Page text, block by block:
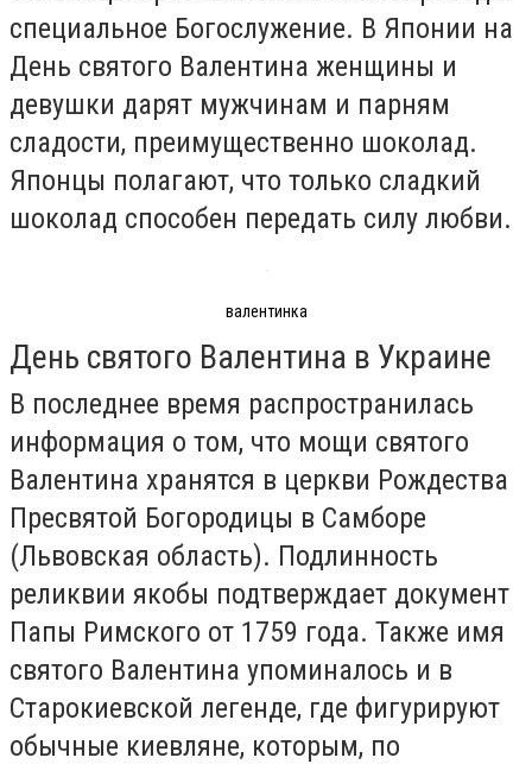
специальное Богослужение. В Японии на
День святого Валентина женщины и
девушки дарят мужчинам и парням
сладости, преимущественно шоколад.
Японцы полагают, что только сладкий
шоколад способен передать силу любви.
валентинка
День святого Валентина в Украине
В последнее время распространилась
информация о том, что мощи святого
Валентина хранятся в церкви Рождества
Пресвятой Богородицы в Самборе
(Львовская область). Подлинность
реликвии якобы подтверждает документ
Папы Римского от 1759 года. Также имя
святого Валентина упоминалось и в
Старокиевской легенде, где фигурируют
обычные киевляне, которым, по